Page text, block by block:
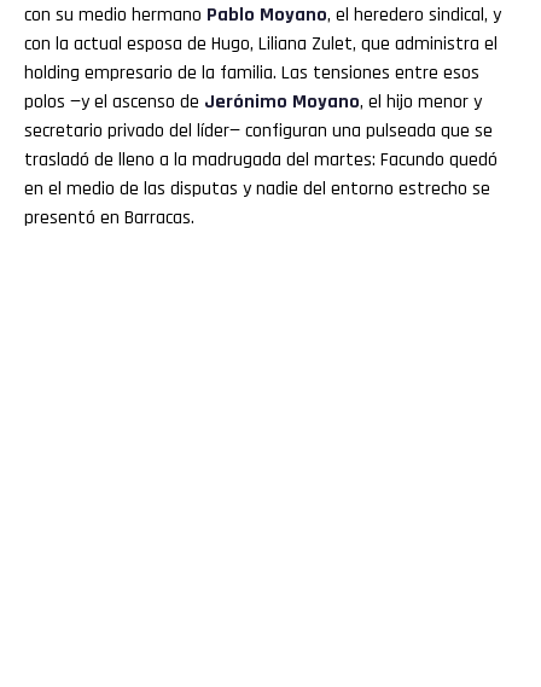
con su medio hermano Pablo Moyano, el heredero sindical, y
con la actual esposa de Hugo, Liliana Zulet, que administra el
holding empresario de la familia. Las tensiones entre esos
polos —y el ascenso de Jerónimo Moyano, el hijo menor y
secretario privado del líder— configuran una pulseada que se
trasladó de lleno a la madrugada del martes: Facundo quedó
en el medio de las disputas y nadie del entorno estrecho se
presentó en Barracas.